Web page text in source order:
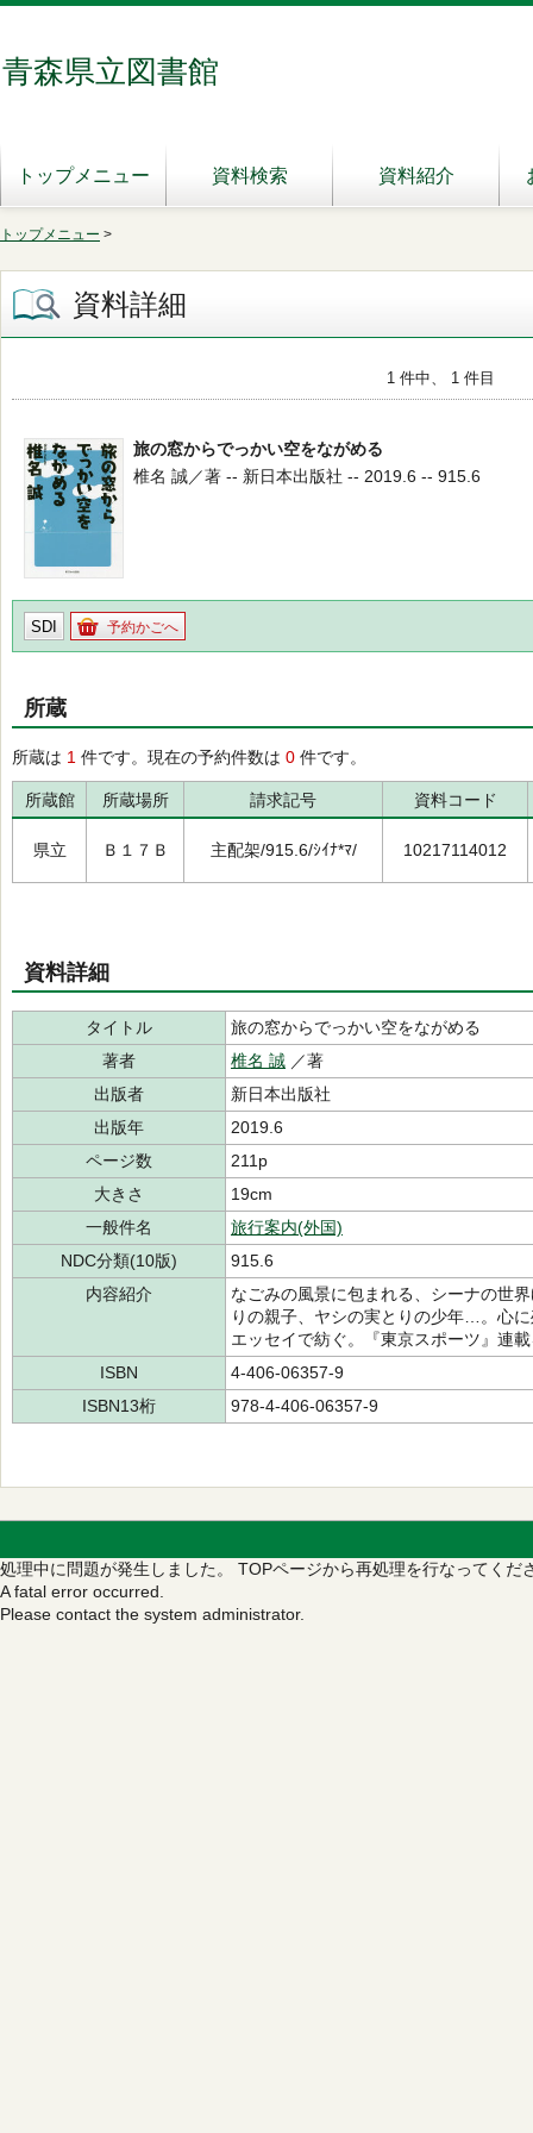
青森県立図書館
トップメニュー 資料検索 資料紹介
トップメニュー >
資料詳細
1 件中、 1 件目
旅の窓からでっかい空をながめる
椎名 誠／著 -- 新日本出版社 -- 2019.6 -- 915.6
SDI 予約かごへ
所蔵
所蔵は 1 件です。現在の予約件数は 0 件です。
所蔵館 所蔵場所 請求記号 資料コード
県立 Ｂ１７Ｂ 主配架/915.6/ｼｲﾅ*ﾏ/ 10217114012
資料詳細
タイトル
旅の窓からでっかい空をながめる
著者
椎名 誠 ／著
出版者
新日本出版社
出版年
2019.6
ページ数
211p
大きさ
19cm
一般件名
旅行案内(外国)
NDC分類(10版)
915.6
内容紹介
なごみの風景に包まれる、シーナの世
りの親子、ヤシの実とりの少年…。心
エッセイで紡ぐ。『東京スポーツ』連
ISBN
4-406-06357-9
ISBN13桁
978-4-406-06357-9
処理中に問題が発生しました。 TOPページから再処理を行なってくだ
A fatal error occurred.
Please contact the system administrator.